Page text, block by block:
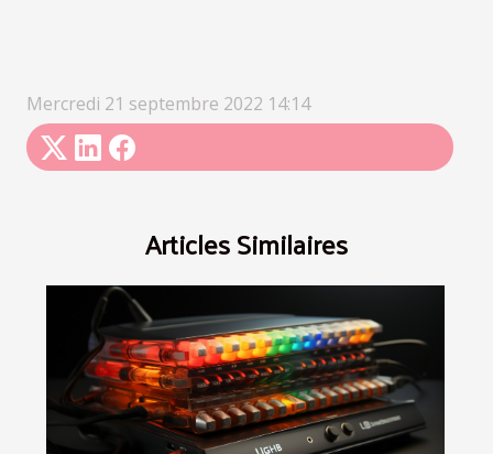
Mercredi 21 septembre 2022 14:14
Articles Similaires